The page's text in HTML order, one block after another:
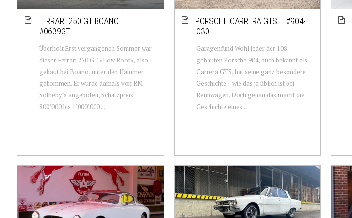
FERRARI 250 GT BOANO –
#0639GT
Überholt Erst vergangenen Sommer war
dieser Ferrari 250 GT «Low Roof», also
gebaut bei Boano, unter den Hammer
gekommen. Er wurde damals von RM
Sotheby’s angeboten, Schätzpreis
800’000 bis 1’000’000 ...
PORSCHE CARRERA GTS – #904-
030
Garagenfund Wohl jeder der 108
gebauten Porsche 904, auch bekannt als
Carrera GTS, hat seine ganz besondere
Geschichte – wie das ja üblich ist bei
Rennwagen. Doch genau das macht die
Geschichte eines...